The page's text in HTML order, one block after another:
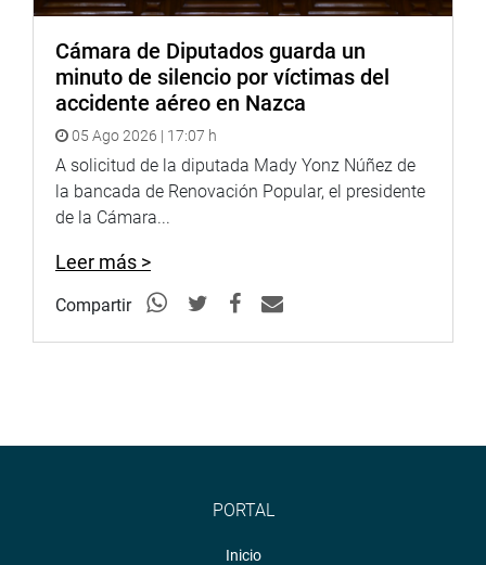
Cámara de Diputados guarda un
minuto de silencio por víctimas del
accidente aéreo en Nazca
05 Ago 2026 | 17:07 h
A solicitud de la diputada Mady Yonz Núñez de
la bancada de Renovación Popular, el presidente
de la Cámara...
Leer más >
Compartir
PORTAL
Inicio